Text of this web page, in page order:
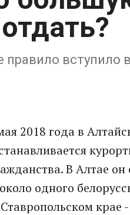
правило вступило
2018 года в
В Алтае он
одного
крае